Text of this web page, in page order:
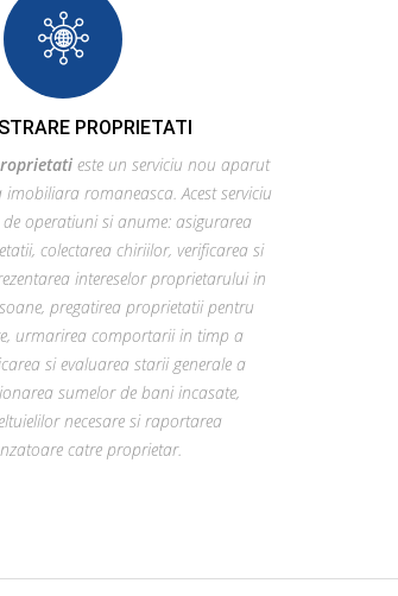
PROPRIETATI
este un serviciu nou aparut
romaneasca. Acest serviciu
operatiuni si anume: asigurarea
colectarea chiriilor, verificarea si
intereselor proprietarului in
pregatirea proprietatii pentru
urmarirea comportarii in timp a
si evaluarea starii generale a
sumelor de bani incasate,
necesare si raportarea
catre proprietar.